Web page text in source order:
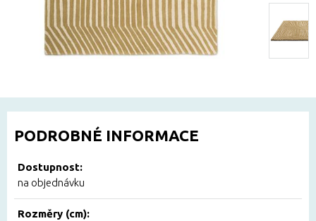
PODROBNÉ INFORMACE
Dostupnost:
na objednávku
Rozměry (cm):